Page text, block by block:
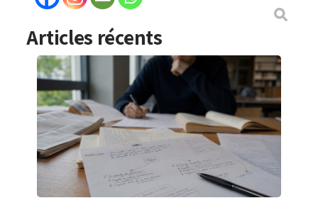
Articles récents